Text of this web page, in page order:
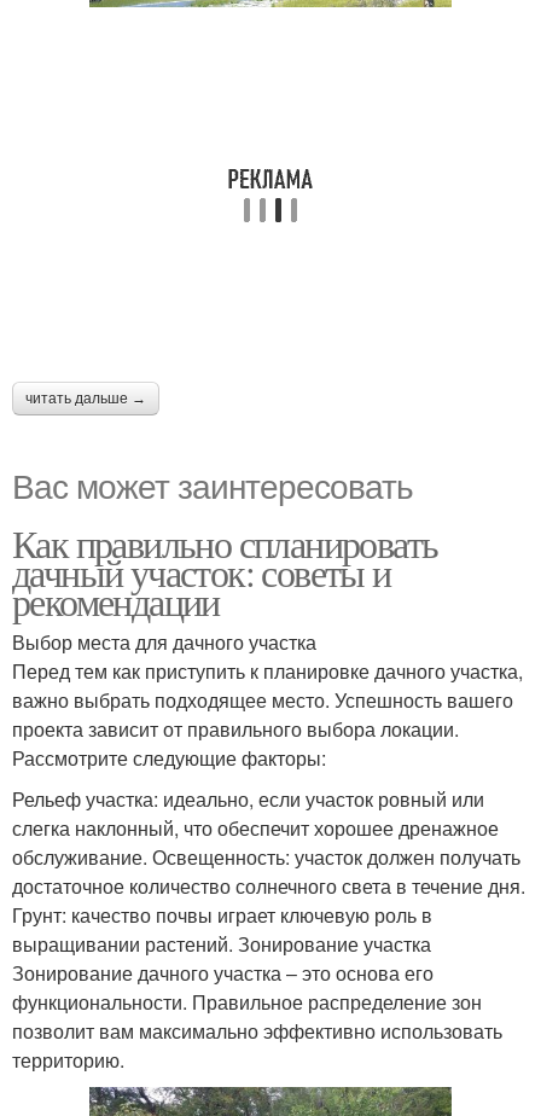
читать дальше →
Вас может заинтересовать
Как правильно спланировать
дачный участок: советы и
рекомендации
Выбор места для дачного участка
Перед тем как приступить к планировке дачного участка,
важно выбрать подходящее место. Успешность вашего
проекта зависит от правильного выбора локации.
Рассмотрите следующие факторы:
Рельеф участка: идеально, если участок ровный или
слегка наклонный, что обеспечит хорошее дренажное
обслуживание. Освещенность: участок должен получать
достаточное количество солнечного света в течение дня.
Грунт: качество почвы играет ключевую роль в
выращивании растений. Зонирование участка
Зонирование дачного участка – это основа его
функциональности. Правильное распределение зон
позволит вам максимально эффективно использовать
территорию.